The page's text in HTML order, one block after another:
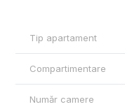
Spațiul este bine
un cuplu, cât și pentru
Este mobilat și utilat cu
instalație de aer
Tip apartament
Compartimentare
Număr camere